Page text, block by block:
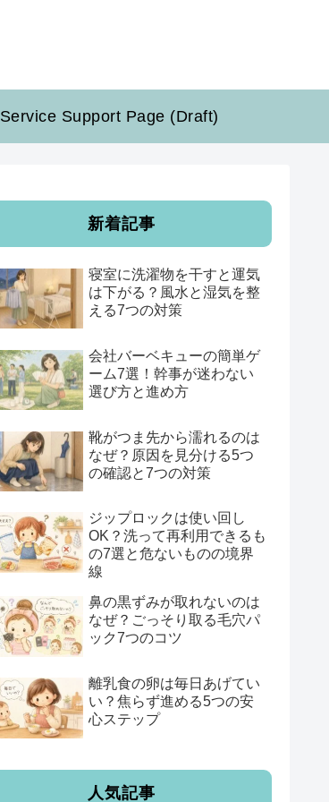
Service Support Page (Draft)
新着記事
寝室に洗濯物を干すと運気
は下がる？風水と湿気を整
える7つの対策
会社バーベキューの簡単ゲ
ーム7選！幹事が迷わない
選び方と進め方
靴がつま先から濡れるのは
なぜ？原因を見分ける5つ
の確認と7つの対策
ジップロックは使い回し
OK？洗って再利用できるも
の7選と危ないものの境界
線
鼻の黒ずみが取れないのは
なぜ？ごっそり取る毛穴パ
ック7つのコツ
離乳食の卵は毎日あげてい
い？焦らず進める5つの安
心ステップ
人気記事